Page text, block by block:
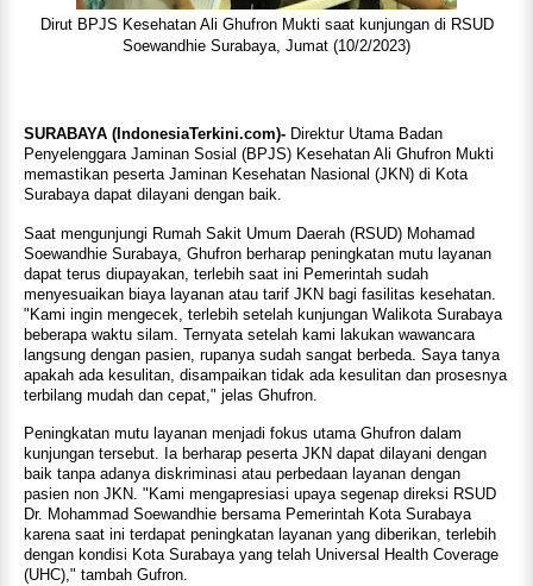
Dirut BPJS Kesehatan Ali Ghufron Mukti saat kunjungan di RSUD
Soewandhie Surabaya, Jumat (10/2/2023)
SURABAYA (IndonesiaTerkini.com)- Direktur Utama Badan
Penyelenggara Jaminan Sosial (BPJS) Kesehatan Ali Ghufron Mukti
memastikan peserta Jaminan Kesehatan Nasional (JKN) di Kota
Surabaya dapat dilayani dengan baik.
Saat mengunjungi Rumah Sakit Umum Daerah (RSUD) Mohamad
Soewandhie Surabaya, Ghufron berharap peningkatan mutu layanan
dapat terus diupayakan, terlebih saat ini Pemerintah sudah
menyesuaikan biaya layanan atau tarif JKN bagi fasilitas kesehatan.
"Kami ingin mengecek, terlebih setelah kunjungan Walikota Surabaya
beberapa waktu silam. Ternyata setelah kami lakukan wawancara
langsung dengan pasien, rupanya sudah sangat berbeda. Saya tanya
apakah ada kesulitan, disampaikan tidak ada kesulitan dan prosesnya
terbilang mudah dan cepat," jelas Ghufron.
Peningkatan mutu layanan menjadi fokus utama Ghufron dalam
kunjungan tersebut. Ia berharap peserta JKN dapat dilayani dengan
baik tanpa adanya diskriminasi atau perbedaan layanan dengan
pasien non JKN. "Kami mengapresiasi upaya segenap direksi RSUD
Dr. Mohammad Soewandhie bersama Pemerintah Kota Surabaya
karena saat ini terdapat peningkatan layanan yang diberikan, terlebih
dengan kondisi Kota Surabaya yang telah Universal Health Coverage
(UHC)," tambah Gufron.